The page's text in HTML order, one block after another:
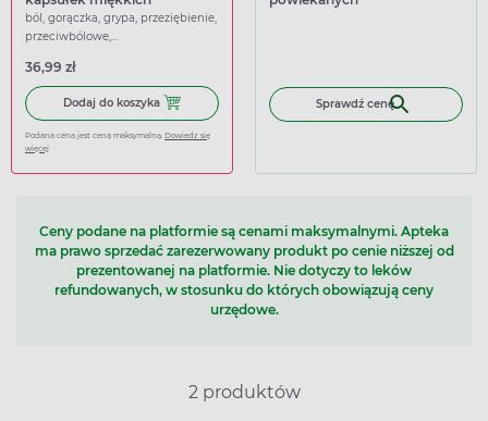
ból, gorączka, grypa, przeziębienie,
przeciwbólowe,
36,99 zł
Dodaj do koszyka Dodaj do koszyka Ibuprom Max Sprint, 40 kapsułek
Podana cena jest ceną maksymalną. Dowiedz się
więcej
Sprawdź cenę
Ceny podane na platformie są cenami maksymalnymi. Apteka
ma prawo sprzedać zarezerwowany produkt po cenie niższej od
prezentowanej na platformie. Nie dotyczy to leków
refundowanych, w stosunku do których obowiązują ceny
urzędowe.
2 produktów